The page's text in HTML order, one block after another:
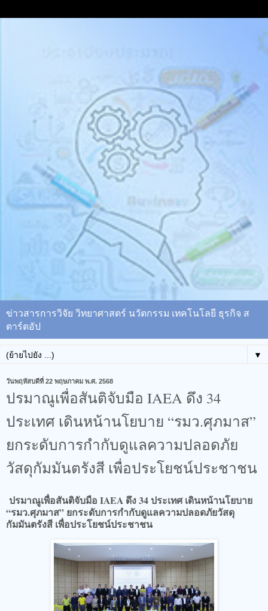
ข่าวสารการวิจัย วิทยาศาสตร์ นวัตกรรม เทคโนโลยี ธุรกิจ ส
ตาร์ตอัป
▼
วันพฤหัสบดีที่ 22 พฤษภาคม พ.ศ. 2568
ปรมาณูเพื่อสันติจับมือ IAEA ดึง 34
ประเทศ เดินหน้านโยบาย “รมว.ศุภมาส”
ยกระดับการกำกับดูแลความปลอดภัย
วัสดุกัมมันตรังสี เพื่อประโยชน์ประชาชน
ปรมาณูเพื่อสันติจับมือ IAEA ดึง 34 ประเทศ เดินหน้านโยบาย
“รมว.ศุภมาส” ยกระดับการกำกับดูแลความปลอดภัยวัสดุ
กัมมันตรังสี เพื่อประโยชน์ประชาชน